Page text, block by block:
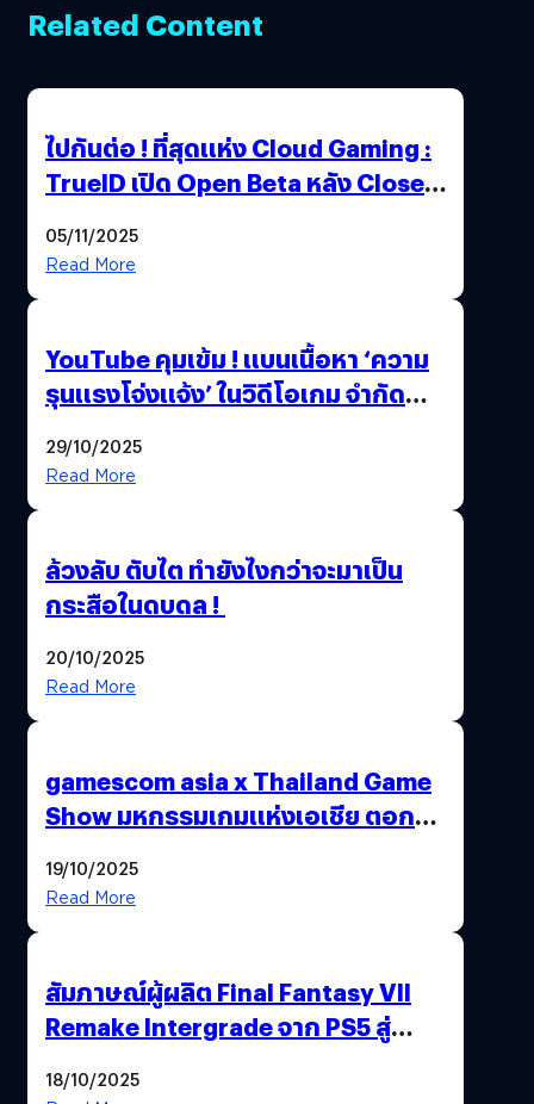
Related Content
ไปกันต่อ ! ที่สุดแห่ง Cloud Gaming :
TrueID เปิด Open Beta หลัง Close
Thailand Game Show 2025 ทะลุ 15
05/11/2025
Read More
YouTube คุมเข้ม ! แบนเนื้อหา ‘ความ
รุนแรงโจ่งแจ้ง’ ในวิดีโอเกม จำกัด
29/10/2025
Read More
ล้วงลับ ตับไต ทำยังไงกว่าจะมาเป็น
กระสือในดบดล !
20/10/2025
Read More
gamescom asia x Thailand Game
Show มหกรรมเกมแห่งเอเชีย ตอกย้ำ
พาณิชย์ร่วมชูความสำเร็จ
19/10/2025
Read More
สัมภาษณ์ผู้ผลิต Final Fantasy VII
Remake Intergrade จาก PS5 สู่
18/10/2025